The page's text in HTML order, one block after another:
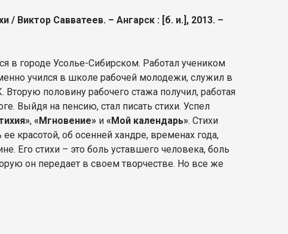
/ Виктор Савватеев. – Ангарск : [б. и.], 2013. –
в городе Усолье-Сибирском. Работал учеником
учился в школе рабочей молодежи, служил в
половину рабочего стажа получил, работая
Выйдя на пенсию, стал писать стихи. Успел
,«Мгновение» и«Мой календарь». Стихи
красотой, об осенней хандре, временах года,
Его стихи – это боль уставшего человека, боль
он передает в своем творчестве. Но все же